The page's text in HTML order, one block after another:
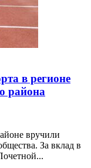
в регионе
района
вручили
За вклад в